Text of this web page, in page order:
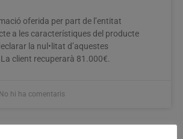
oferida per part de l’entitat
a les característiques del producte
la nul•litat d’aquestes
client recuperarà 81.000€.
No hi ha comentaris